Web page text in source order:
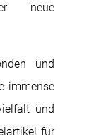
neue
und
immense
und
für